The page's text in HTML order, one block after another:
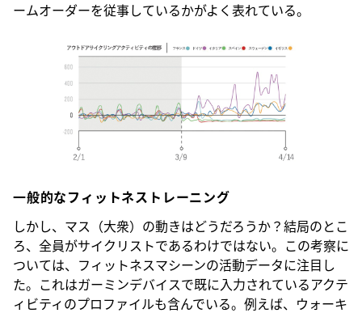
ームオーダーを従事しているかがよく表れている。
一般的なフィットネストレーニング
しかし、マス（大衆）の動きはどうだろうか？結局のとこ
ろ、全員がサイクリストであるわけではない。この考察に
ついては、フィットネスマシーンの活動データに注目し
た。これはガーミンデバイスで既に入力されているアクテ
ィビティのプロファイルも含んでいる。例えば、ウォーキ